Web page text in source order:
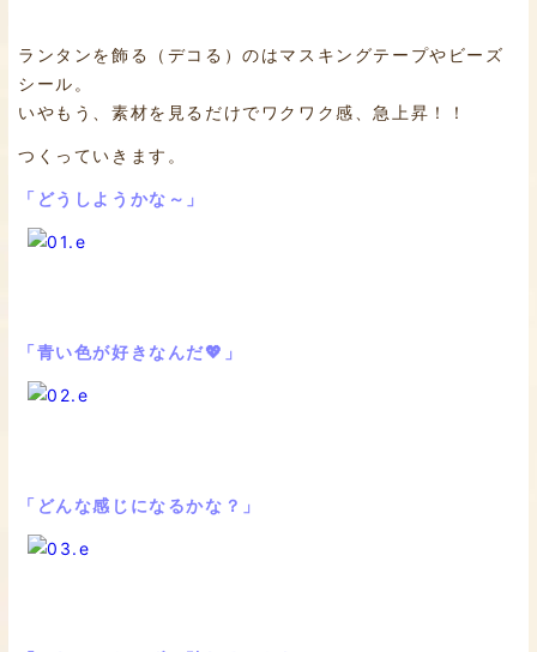
ランタンを飾る（デコる）のはマスキングテープやビーズ
シール。
いやもう、素材を見るだけでワクワク感、急上昇！！
つくっていきます。
「どうしようかな～」
「青い色が好きなんだ💖」
「どんな感じになるかな？」